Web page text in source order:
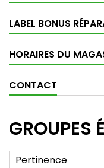
LABEL BONUS
HORAIRES DU
CONTACT
GROUPES
Pertinence